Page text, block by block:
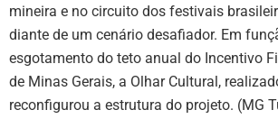
mineira e no circuito dos festivais
diante de um cenário desafiador. Em
esgotamento do teto anual do Incentivo
de Minas Gerais, a Olhar Cultural,
reconfigurou a estrutura do projeto. (MG